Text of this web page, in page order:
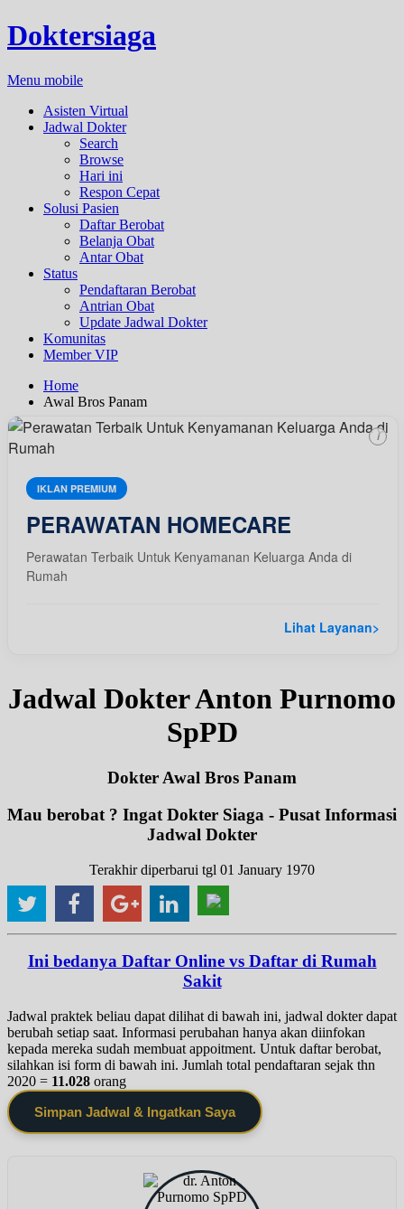
Doktersiaga
Menu mobile
Asisten Virtual
Jadwal Dokter
Search
Browse
Hari ini
Respon Cepat
Solusi Pasien
Daftar Berobat
Belanja Obat
Antar Obat
Status
Pendaftaran Berobat
Antrian Obat
Update Jadwal Dokter
Komunitas
Member VIP
Home
Awal Bros Panam
IKLAN PREMIUM
PERAWATAN HOMECARE
Perawatan Terbaik Untuk Kenyamanan Keluarga Anda di
Rumah
Lihat Layanan>
i
Jadwal Dokter Anton Purnomo
SpPD
Dokter Awal Bros Panam
Mau berobat ? Ingat Dokter Siaga - Pusat Informasi
Jadwal Dokter
Terakhir diperbarui tgl 01 January 1970
Ini bedanya Daftar Online vs Daftar di Rumah
Sakit
Jadwal praktek beliau dapat dilihat di bawah ini, jadwal dokter dapat
berubah setiap saat. Informasi perubahan hanya akan diinfokan
kepada mereka sudah membuat appoitment. Untuk daftar berobat,
silahkan isi form di bawah ini. Jumlah total pendaftaran sejak thn
2020 = 11.028 orang
Simpan Jadwal & Ingatkan Saya